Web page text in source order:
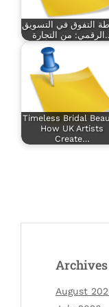
التفوق في التسويق
Timeless Bridal
How UK Artists
Create…
Archives
August